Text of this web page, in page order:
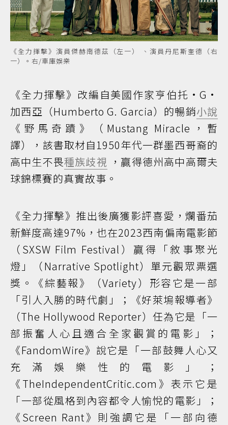
《全力揮擊》演員傑赫南德茲（左一） 、演員丹尼斯奎德（右
一）。右/車庫娛樂
《全力揮擊》改編自美國作家亨伯托•G•
加西亞（Humberto G. Garcia）的暢銷小說
《野馬奇蹟》（Mustang Miracle，暫
譯），該書取材自1950年代一群墨西哥裔的
高中生不畏種族歧視 ，贏得德州高中高爾夫
球錦標賽的真實故事。
《全力揮擊》推出後廣獲影評喜愛，爛番茄
新鮮度高達97%，也在2023西南偏南電影節
（SXSW Film Festival）贏得「敘事聚光
燈」（Narrative Spotlight）單元觀眾票選
獎。《綜藝報》（Variety）形容它是一部
「引人入勝的時代劇」；《好萊塢報導者》
（The Hollywood Reporter）任為它是「一
部振奮人心且適合全家觀賞的電影」；
《FandomWire》說它是「一部鼓舞人心又
充滿娛樂性的電影」；
《TheIndependentCritic.com》表示它是
「一部從風格到內容都令人愉悅的電影」；
《Screen Rant》則強調它是「一部向德